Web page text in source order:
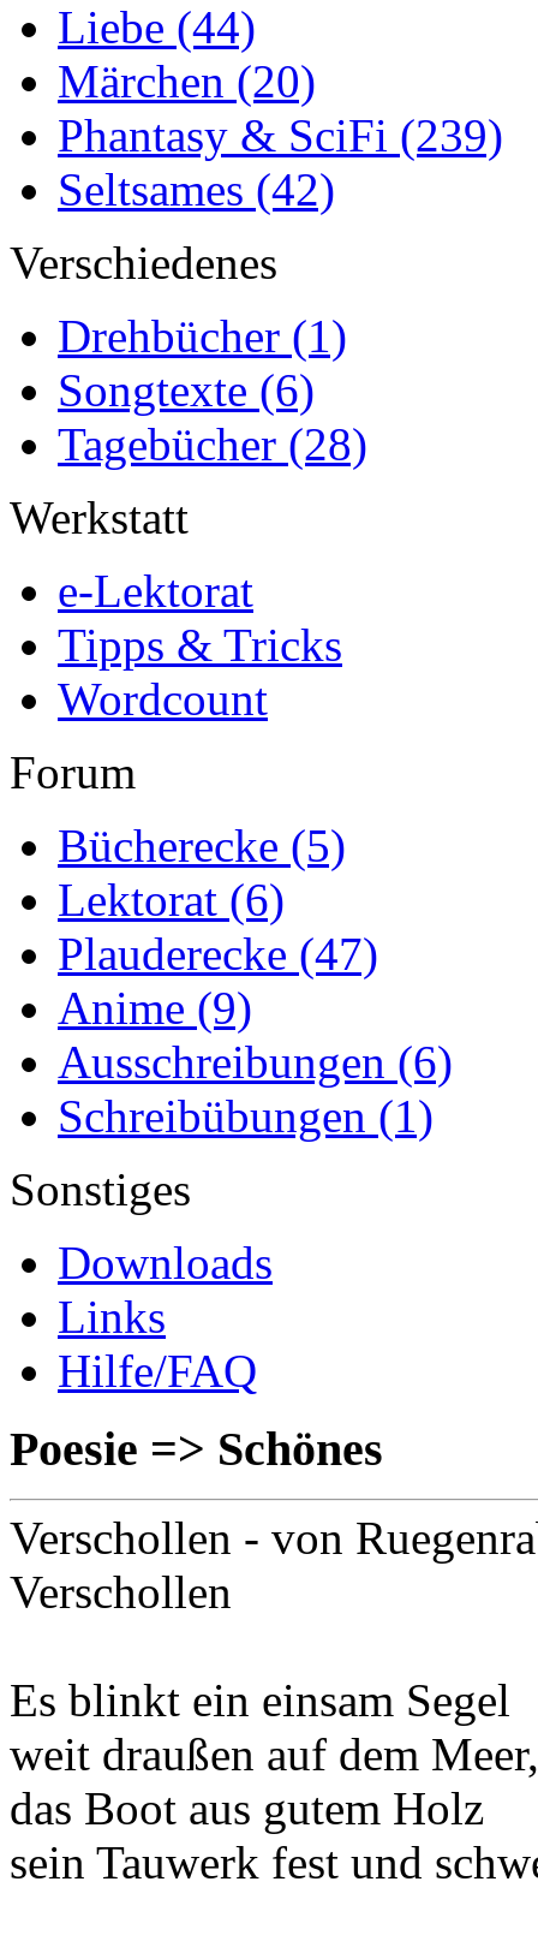
Liebe (44)
Märchen (20)
Phantasy & SciFi (239)
Seltsames (42)
Verschiedenes
Drehbücher (1)
Songtexte (6)
Tagebücher (28)
Werkstatt
e-Lektorat
Tipps & Tricks
Wordcount
Forum
Bücherecke (5)
Lektorat (6)
Plauderecke (47)
Anime (9)
Ausschreibungen (6)
Schreibübungen (1)
Sonstiges
Downloads
Links
Hilfe/FAQ
Poesie => Schönes
Verschollen - von
Verschollen
Es blinkt ein einsam Segel
weit draußen auf dem Meer,
das Boot aus gutem Holz
sein Tauwerk fest und